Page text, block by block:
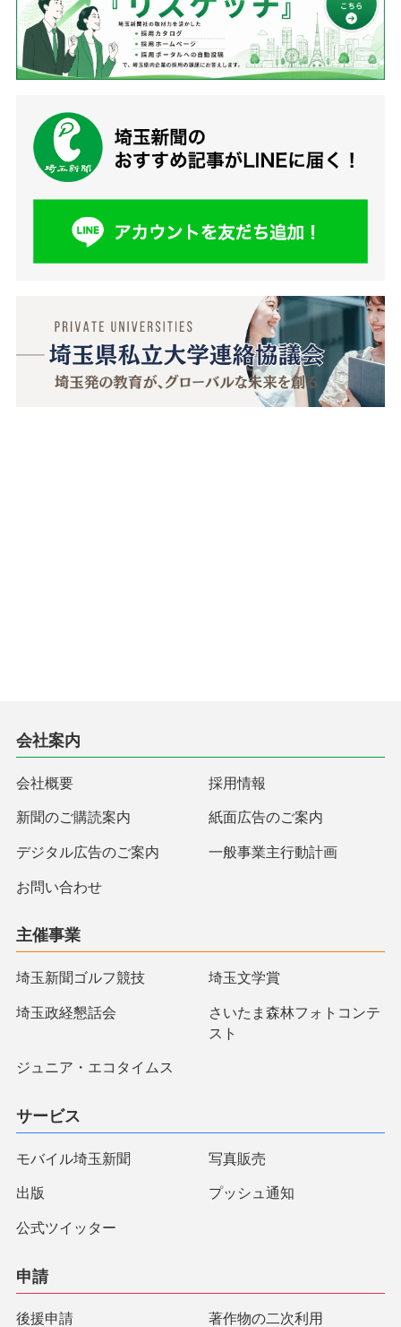
会社案内
会社概要 採用情報
新聞のご購読案内 紙面広告のご案内
デジタル広告のご案内 一般事業主行動計画
お問い合わせ
主催事業
埼玉新聞ゴルフ競技 埼玉文学賞
埼玉政経懇話会
さいたま森林フォトコンテ
スト
ジュニア・エコタイムス
サービス
モバイル埼玉新聞 写真販売
出版 プッシュ通知
公式ツイッター
申請
後援申請 著作物の二次利用